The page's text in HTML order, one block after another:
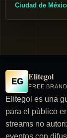
Ciudad de
EG Elitegol
FREE
Elitegol es una
para el público
streams no
eventos con